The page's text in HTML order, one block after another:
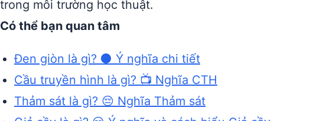
trong môi trường học thuật.
Có thể bạn quan tâm
Đen giòn là gì? ⚫ Ý nghĩa chi tiết
Cầu truyền hình là gì? 📺 Nghĩa CTH
Thảm sát là gì? 😔 Nghĩa Thảm sát